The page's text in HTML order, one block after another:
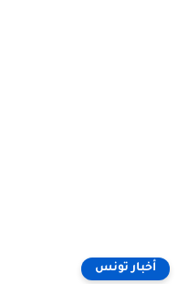
أخبار تونس